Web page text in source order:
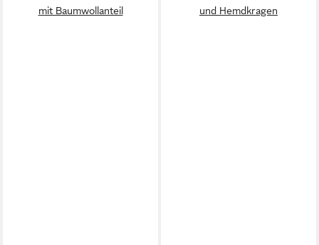
mit Baumwollanteil
und Hemdkragen